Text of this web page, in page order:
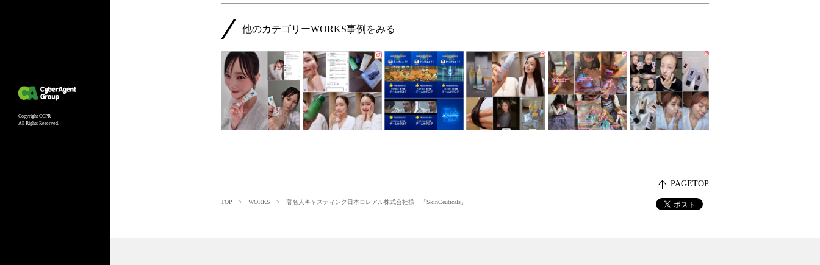
Copyright CCPR
All Rights Reserved.
他のカテゴリーWORKS事例をみる
PAGETOP
TOP > WORKS > 著名人キャスティング日本ロレアル株式会社様 「SkinCeuticals」